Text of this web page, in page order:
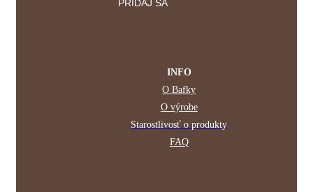
INFO
O Bafky
O výrobe
Starostlivosť o produkty
FAQ